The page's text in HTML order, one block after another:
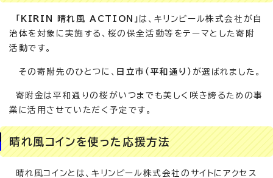
「KIRIN 晴れ風 ACTION」 は、キリンビール株式会社が自
治体を対象に実施する、桜の保全活動等をテーマとした寄附
活動です。
その寄附先のひとつに、 日立市（平和通り） が選ばれました。
寄附金は平和通りの桜がいつまでも美しく咲き誇るための事
業に活用させていただく予定です。
晴れ風コインを使った応援方法
晴れ風コインとは、キリンビール株式会社のサイトにアクセス